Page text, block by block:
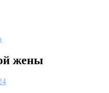
жены